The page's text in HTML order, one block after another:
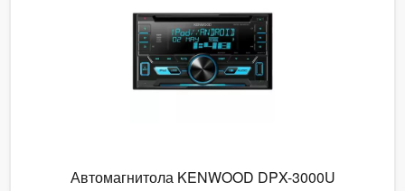
Автомагнитола KENWOOD DPX-3000U